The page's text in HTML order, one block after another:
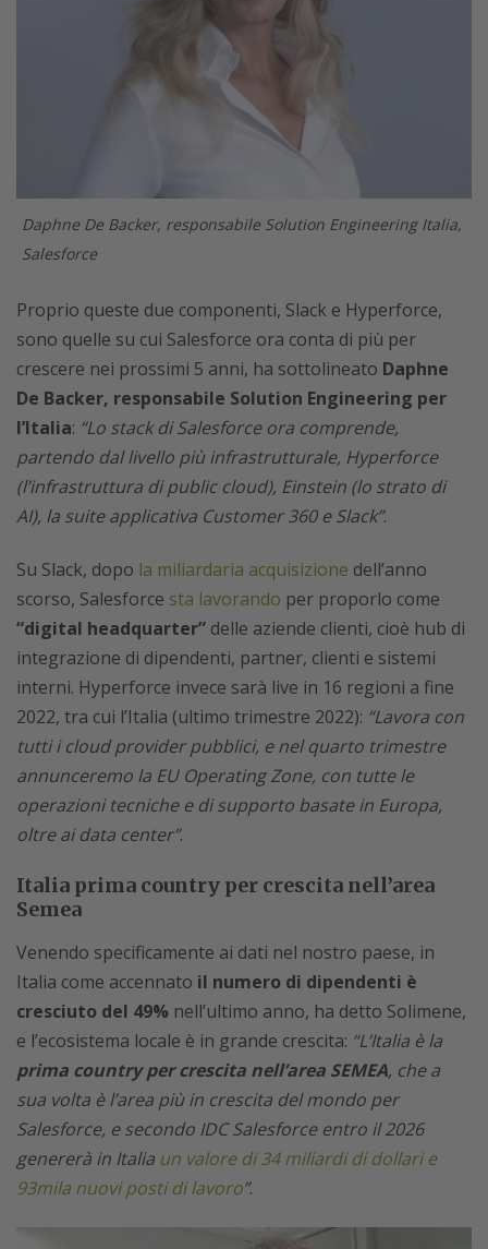
Daphne De Backer, responsabile Solution Engineering Italia,
Salesforce
Proprio queste due componenti, Slack e Hyperforce,
sono quelle su cui Salesforce ora conta di più per
crescere nei prossimi 5 anni, ha sottolineato Daphne
De Backer, responsabile Solution Engineering per
l’Italia: “Lo stack di Salesforce ora comprende,
partendo dal livello più infrastrutturale, Hyperforce
(l’infrastruttura di public cloud), Einstein (lo strato di
AI), la suite applicativa Customer 360 e Slack”.
Su Slack, dopo la miliardaria acquisizione dell’anno
scorso, Salesforce sta lavorando per proporlo come
“digital headquarter” delle aziende clienti, cioè hub di
integrazione di dipendenti, partner, clienti e sistemi
interni. Hyperforce invece sarà live in 16 regioni a fine
2022, tra cui l’Italia (ultimo trimestre 2022): “Lavora con
tutti i cloud provider pubblici, e nel quarto trimestre
annunceremo la EU Operating Zone, con tutte le
operazioni tecniche e di supporto basate in Europa,
oltre ai data center”.
Italia prima country per crescita nell’area
Semea
Venendo specificamente ai dati nel nostro paese, in
Italia come accennato il numero di dipendenti è
cresciuto del 49% nell’ultimo anno, ha detto Solimene,
e l’ecosistema locale è in grande crescita: “L’Italia è la
prima country per crescita nell’area SEMEA, che a
sua volta è l’area più in crescita del mondo per
Salesforce, e secondo IDC Salesforce entro il 2026
genererà in Italia un valore di 34 miliardi di dollari e
93mila nuovi posti di lavoro”.